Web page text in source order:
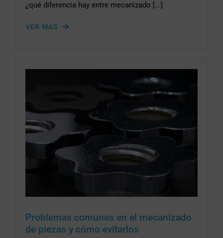
¿qué diferencia hay entre mecanizado [...]
VER MÁS
Problemas comunes en el mecanizado
de piezas y cómo evitarlos